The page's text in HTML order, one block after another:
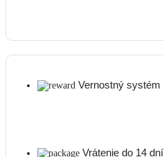
Vernostný systém
Vrátenie do 14 dní